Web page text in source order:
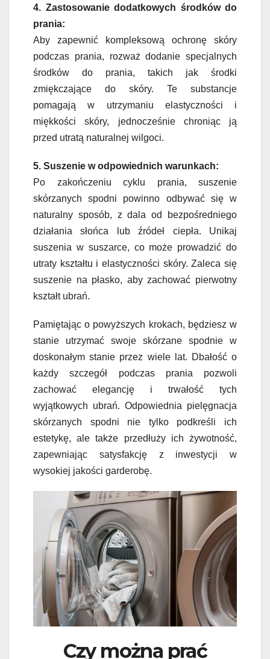
4. Zastosowanie dodatkowych środków do
prania:
Aby zapewnić kompleksową ochronę skóry
podczas prania, rozważ dodanie specjalnych
środków do prania, takich jak środki
zmiękczające do skóry. Te substancje
pomagają w utrzymaniu elastyczności i
miękkości skóry, jednocześnie chroniąc ją
przed utratą naturalnej wilgoci.
5. Suszenie w odpowiednich warunkach:
Po zakończeniu cyklu prania, suszenie
skórzanych spodni powinno odbywać się w
naturalny sposób, z dala od bezpośredniego
działania słońca lub źródeł ciepła. Unikaj
suszenia w suszarce, co może prowadzić do
utraty kształtu i elastyczności skóry. Zaleca się
suszenie na płasko, aby zachować pierwotny
kształt ubrań.
Pamiętając o powyższych krokach, będziesz w
stanie utrzymać swoje skórzane spodnie w
doskonałym stanie przez wiele lat. Dbałość o
każdy szczegół podczas prania pozwoli
zachować elegancję i trwałość tych
wyjątkowych ubrań. Odpowiednia pielęgnacja
skórzanych spodni nie tylko podkreśli ich
estetykę, ale także przedłuży ich żywotność,
zapewniając satysfakcję z inwestycji w
wysokiej jakości garderobę.
Czy można prać